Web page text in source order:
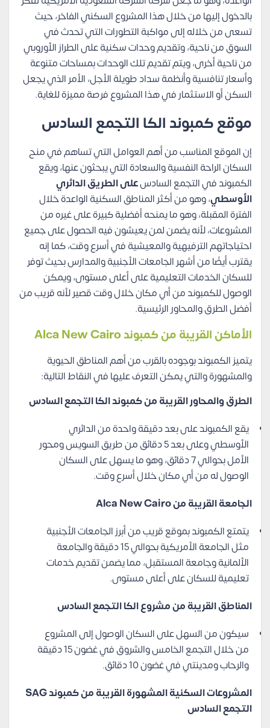
بالدخول إليها من خلال هذا المشروع السكني الفاخر، حيث
تسعى من خلاله إلى مواكبة التطورات التي تحدث في
السوق من ناحية، وتقديم وحدات سكنية على الطراز الأوروبي
من ناحية أخرى، ويتم تقديم تلك الوحدات بمساحات متنوعة
وأسعار تنافسية وأنظمة سداد طويلة الأجل، الأمر الذي يجعل
السكن أو الاستثمار في هذا المشروع فرصة مميزة للغاية.
موقع كمبوند الكا التجمع السادس
إن الموقع المناسب من أهم العوامل التي تساهم في منح
السكان الراحة النفسية والسعادة التي يبحثون عنها، ويقع
الكمبوند في التجمع السادسعلى الطريق الدائري
الأوسطي، وهو من أكثر المناطق السكنية الواعدة خلال
الفترة المقبلة، وهو ما يمنحه أفضلية كبيرة على غيره من
المشروعات، لأنه يضمن لمن يعيشون فيه الحصول على جميع
احتياجاتهم الترفيهية والمعيشية في أسرع وقت، كما إنه
يقترب أيضًا من أشهر الجامعات الأجنبية والمدارس بحيث توفر
للسكان الخدمات التعليمية على أعلى مستوى، ويمكن
الوصول للكمبوند من أي مكان خلال وقت قصير لأنه قريب من
أفضل الطرق والمحاور الرئيسية.
الأماكن القريبة من كمبوند Alca New Cairo
يتميز الكمبوند بوجوده بالقرب من أهم المناطق الحيوية
والمشهورة والتي يمكن التعرف عليها في النقاط التالية:
الطرق والمحاور القريبة من كمبوند الكا التجمع السادس
يقع الكمبوند على بعد دقيقة واحدة من الدائري
الأوسطي وعلى بعد 5 دقائق من طريق السويس ومحور
الأمل بحوالي 7 دقائق، وهو ما يسهل على السكان
الوصول له من أي مكان خلال أسرع وقت.
الجامعة القريبة من Alca New Cairo
يتمتع الكمبوند بموقع قريب من أبرز الجامعات الأجنبية
مثل الجامعة الأمريكية بحوالي 15 دقيقة والجامعة
الألمانية وجامعة المستقبل، مما يضمن تقديم خدمات
تعليمية للسكان على أعلى مستوى.
المناطق القريبة من مشروع الكا التجمع السادس
سيكون من السهل على السكان الوصول إلى المشروع
من خلال التجمع الخامس والشروق في غضون 15 دقيقة
والرحاب ومدينتي في غضون 10 دقائق.
المشروعات السكنية المشهورة القريبة من كمبوند SAG
التجمع السادس